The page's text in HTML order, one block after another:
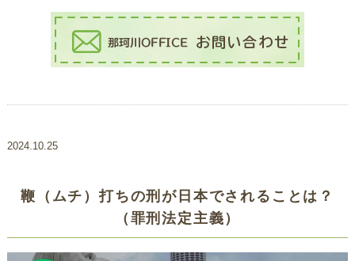
2024.10.25
鞭（ムチ）打ちの刑が日本でされることは？
（罪刑法定主義）